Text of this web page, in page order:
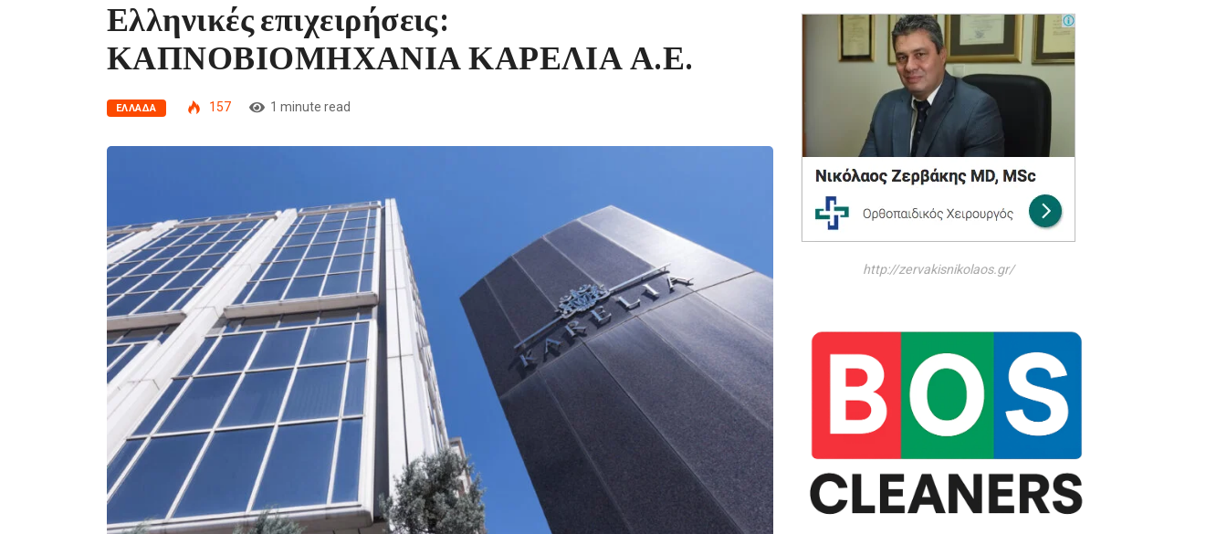
Ελληνικές επιχειρήσεις:
ΚΑΠΝΟΒΙΟΜΗΧΑΝΙΑ ΚΑΡΕΛΙΑ Α.Ε.
ΕΛΛΆΔΑ 157 1 minute read
http://zervakisnikolaos.gr/